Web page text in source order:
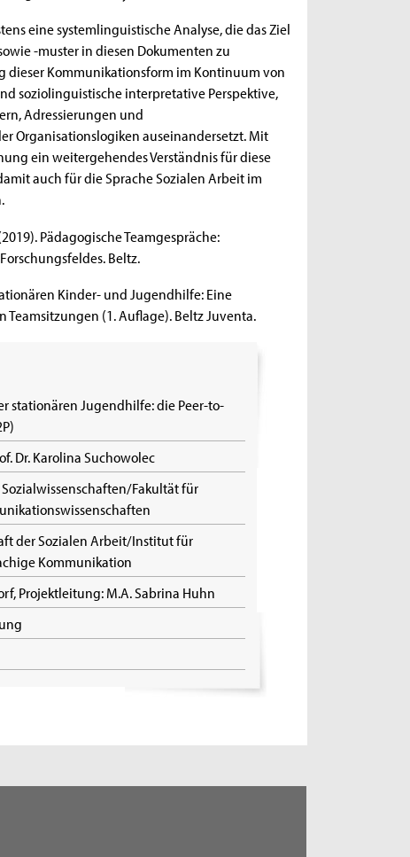
eine systemlinguistische Analyse, die das Ziel
-muster in diesen Dokumenten zu
dieser Kommunikationsform im Kontinuum von
soziolinguistische interpretative Perspektive,
Adressierungen und
Organisationslogiken auseinandersetzt. Mit
ein weitergehendes Verständnis für diese
auch für die Sprache Sozialen Arbeit im
Pädagogische Teamgespräche:
Beltz.
Kinder- und Jugendhilfe: Eine
(1. Auflage). Beltz Juventa.
stationären Jugendhilfe: die Peer-to-
Dr. Karolina Suchowolec
Fakultät für
der Sozialen Arbeit/Institut für
Kommunikation
Projektleitung: M.A. Sabrina Huhn